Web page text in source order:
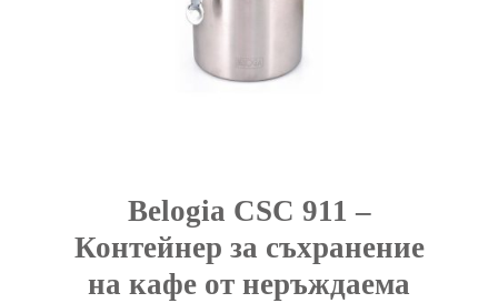
Belogia CSC 911 –
Контейнер за съхранение
на кафе от неръждаема